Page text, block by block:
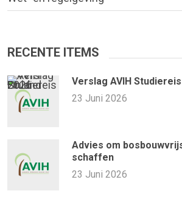
RECENTE ITEMS
Verslag AVIH
23 Juni 2026
Advies om
schaffen
23 Juni 2026